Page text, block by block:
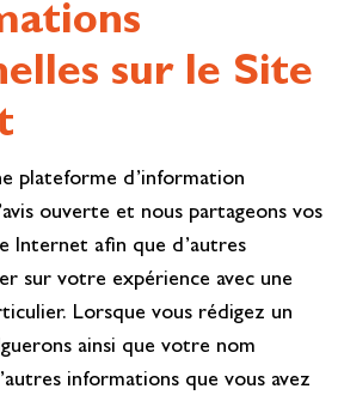
sur le Site
plateforme d’information
ouverte et nous partageons vos
Internet afin que d’autres
sur votre expérience avec une
Lorsque vous rédigez un
ainsi que votre nom
informations que vous avez